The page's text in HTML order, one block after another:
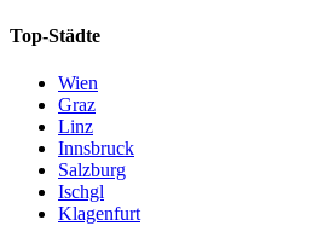
Top-Städte
Wien
Graz
Linz
Innsbruck
Salzburg
Ischgl
Klagenfurt